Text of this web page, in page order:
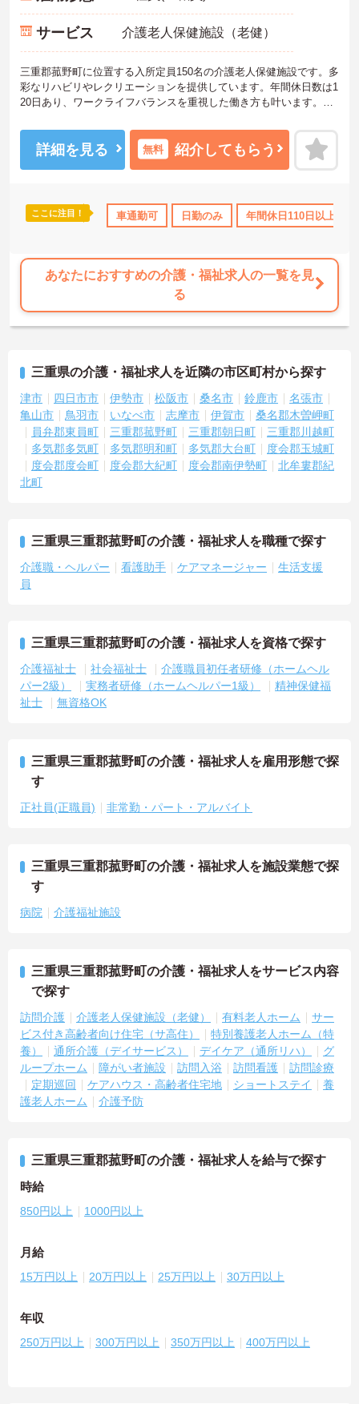
サービス 介護老人保健施設（老健）
三重郡菰野町に位置する入所定員150名の介護老人保健施設です。多
彩なリハビリやレクリエーションを提供しています。年間休日数は1
20日あり、ワークライフバランスを重視した働き方も叶います。ご
たしますのでお気軽にご相談ください！
詳細を見る 無料 紹介してもらう
ここに注目！ 車通勤可 日勤のみ 年間休日110日以上
あなたにおすすめの介護・福祉求人の一覧を見
る
三重県の介護・福祉求人を近隣の市区町村から探す
津市 四日市市 伊勢市 松阪市 桑名市 鈴鹿市
名張市
亀山市
鳥羽市 いなべ市 志摩市 伊賀市
桑名郡木曽岬町
員弁郡東員町
三重郡菰野町 三重郡朝日町
三重郡川越町
多気郡多気町
多気郡明和町 多気郡大台町
度会郡玉城町
度会郡度会町
度会郡大紀町 度会郡南伊勢町
北牟婁郡紀
北町
三重県三重郡菰野町の介護・福祉求人を職種で探す
介護職・ヘルパー 看護助手 ケアマネージャー
生活支援
員
三重県三重郡菰野町の介護・福祉求人を資格で探す
介護福祉士 社会福祉士
介護職員初任者研修（ホームヘル
パー2級）
実務者研修（ホームヘルパー1級）
精神保健福
祉士
無資格OK
三重県三重郡菰野町の介護・福祉求人を雇用形態で探
す
正社員(正職員) 非常勤・パート・アルバイト
三重県三重郡菰野町の介護・福祉求人を施設業態で探
す
病院 介護福祉施設
三重県三重郡菰野町の介護・福祉求人をサービス内容
で探す
訪問介護 介護老人保健施設（老健） 有料老人ホーム
サー
ビス付き高齢者向け住宅（サ高住）
特別養護老人ホーム（特
養）
通所介護（デイサービス） デイケア（通所リハ）
グ
ループホーム
障がい者施設 訪問入浴 訪問看護
訪問診療
定期巡回
ケアハウス・高齢者住宅地 ショートステイ
養
護老人ホーム
介護予防
三重県三重郡菰野町の介護・福祉求人を給与で探す
時給
850円以上 1000円以上
月給
15万円以上 20万円以上 25万円以上 30万円以上
年収
250万円以上 300万円以上 350万円以上 400万円以上